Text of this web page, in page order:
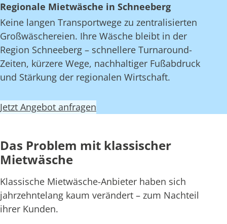
Regionale Mietwäsche in Schneeberg
Keine langen Transportwege zu zentralisierten
Großwäschereien. Ihre Wäsche bleibt in der
Region Schneeberg – schnellere Turnaround-
Zeiten, kürzere Wege, nachhaltiger Fußabdruck
und Stärkung der regionalen Wirtschaft.
Jetzt Angebot anfragen
Das Problem mit klassischer
Mietwäsche
Klassische Mietwäsche-Anbieter haben sich
jahrzehntelang kaum verändert – zum Nachteil
ihrer Kunden.